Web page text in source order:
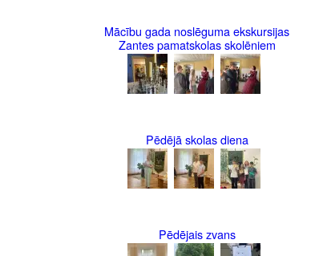
Mācību gada noslēguma ekskursijas
Zantes pamatskolas skolēniem
Pēdējā skolas diena
Pēdējais zvans